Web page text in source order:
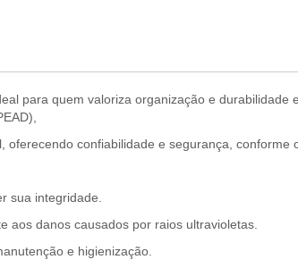
para quem valoriza organização e
confiabilidade e segurança, conforme
sua integridade.
aos danos causados por raios ultravioletas.
e higienização.